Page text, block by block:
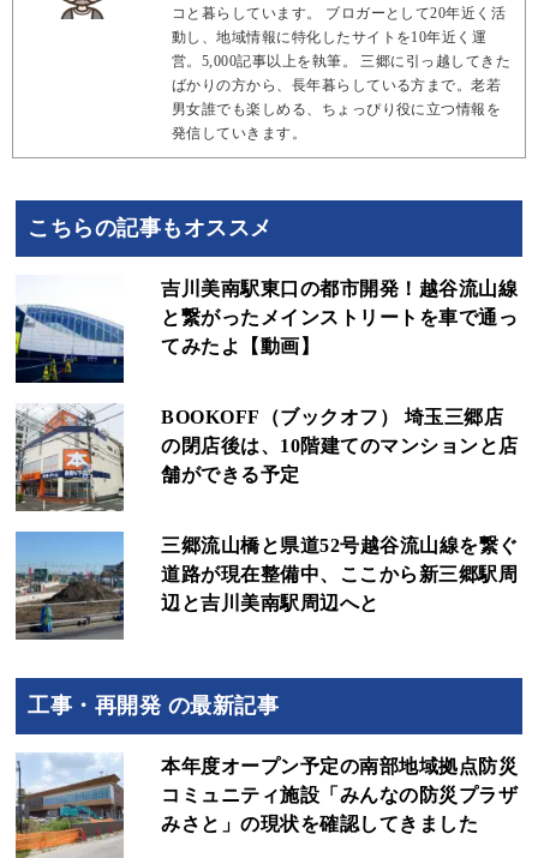
コと暮らしています。 ブロガーとして20年近く活
動し、地域情報に特化したサイトを10年近く運
営。5,000記事以上を執筆。 三郷に引っ越してきた
ばかりの方から、長年暮らしている方まで。老若
男女誰でも楽しめる、ちょっぴり役に立つ情報を
発信していきます。
こちらの記事もオススメ
吉川美南駅東口の都市開発！越谷流山線
と繋がったメインストリートを車で通っ
てみたよ【動画】
BOOKOFF（ブックオフ） 埼玉三郷店
の閉店後は、10階建てのマンションと店
舗ができる予定
三郷流山橋と県道52号越谷流山線を繋ぐ
道路が現在整備中、ここから新三郷駅周
辺と吉川美南駅周辺へと
工事・再開発 の最新記事
本年度オープン予定の南部地域拠点防災
コミュニティ施設「みんなの防災プラザ
みさと」の現状を確認してきました